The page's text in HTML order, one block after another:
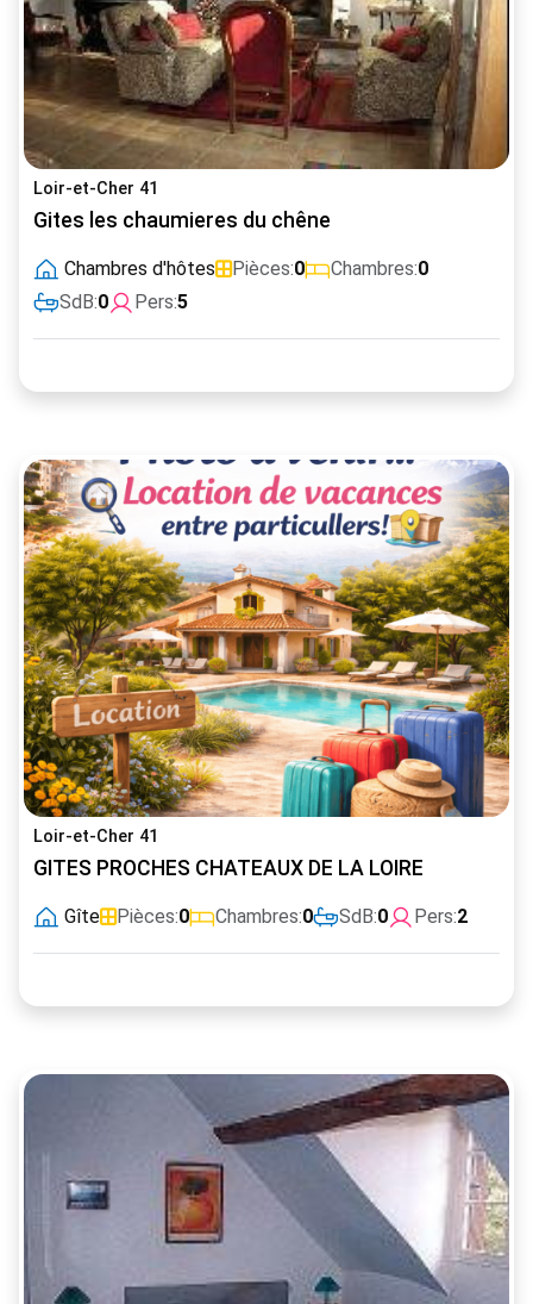
Loir-et-Cher 41
Gites les chaumieres du chêne
Chambres d'hôtes Pièces:0 Chambres:0
SdB:0 Pers:5
Loir-et-Cher 41
GITES PROCHES CHATEAUX DE LA LOIRE
Gîte Pièces:0 Chambres:0 SdB:0 Pers:2